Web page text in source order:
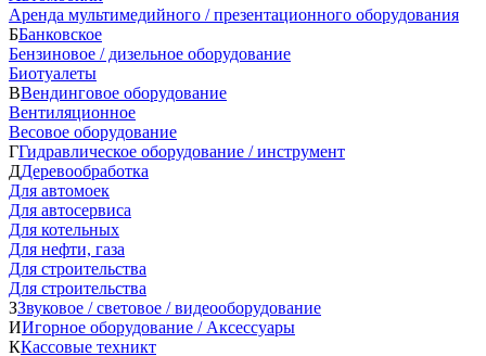
Аренда мультимедийного / презентационного оборудования
ББанковское
Бензиновое / дизельное оборудование
Биотуалеты
ВВендинговое оборудование
Вентиляционное
Весовое оборудование
ГГидравлическое оборудование / инструмент
ДДеревообработка
Для автомоек
Для автосервиса
Для котельных
Для нефти, газа
Для строительства
Для строительства
ЗЗвуковое / световое / видеооборудование
ИИгорное оборудование / Аксессуары
ККассовые техникт